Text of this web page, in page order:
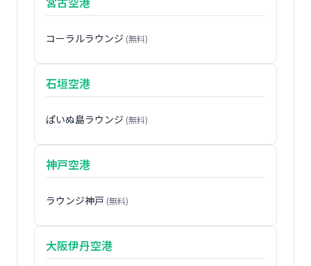
コーラルラウンジ (無料)
石垣空港
ぱいぬ島ラウンジ (無料)
神戸空港
ラウンジ神戸 (無料)
大阪伊丹空港